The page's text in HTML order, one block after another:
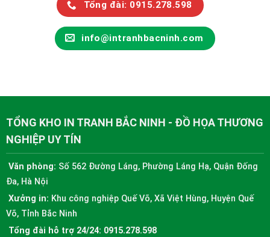
Tổng đài: 0915.278.598
info@intranhbacninh.com
TỔNG KHO IN TRANH BẮC NINH - ĐỒ HỌA THƯƠNG
NGHIỆP UY TÍN
Văn phòng: Số 562 Đường Láng, Phường Láng Hạ, Quận Đống
Đa, Hà Nội
Xưởng in: Khu công nghiệp Quế Võ, Xã Việt Hùng, Huyện Quế
Võ, Tỉnh Bắc Ninh
Tổng đài hỗ trợ 24/24: 0915.278.598